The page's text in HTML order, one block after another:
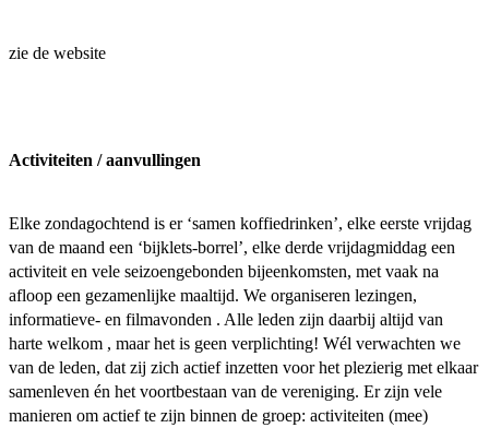
zie de website
Activiteiten / aanvullingen
Elke zondagochtend is er ‘samen koffiedrinken’, elke eerste vrijdag
van de maand een ‘bijklets-borrel’, elke derde vrijdagmiddag een
activiteit en vele seizoengebonden bijeenkomsten, met vaak na
afloop een gezamenlijke maaltijd. We organiseren lezingen,
informatieve- en filmavonden . Alle leden zijn daarbij altijd van
harte welkom , maar het is geen verplichting! Wél verwachten we
van de leden, dat zij zich actief inzetten voor het plezierig met elkaar
samenleven én het voortbestaan van de vereniging. Er zijn vele
manieren om actief te zijn binnen de groep: activiteiten (mee)